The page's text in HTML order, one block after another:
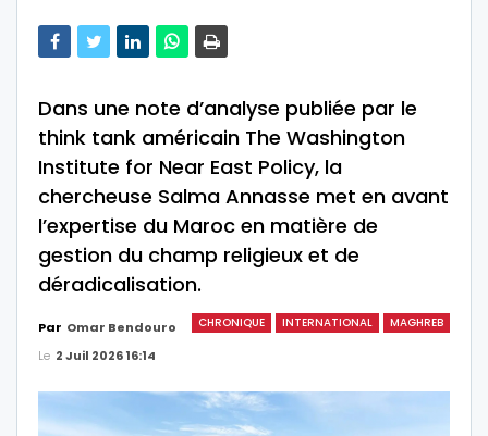
Dans une note d’analyse publiée par le
think tank américain The Washington
Institute for Near East Policy, la
chercheuse Salma Annasse met en avant
l’expertise du Maroc en matière de
gestion du champ religieux et de
déradicalisation.
CHRONIQUE INTERNATIONAL MAGHREB
Par Omar Bendouro
Le 2 Juil 2026 16:14